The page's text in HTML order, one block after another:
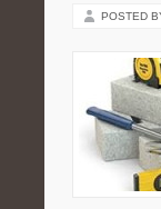
POSTED